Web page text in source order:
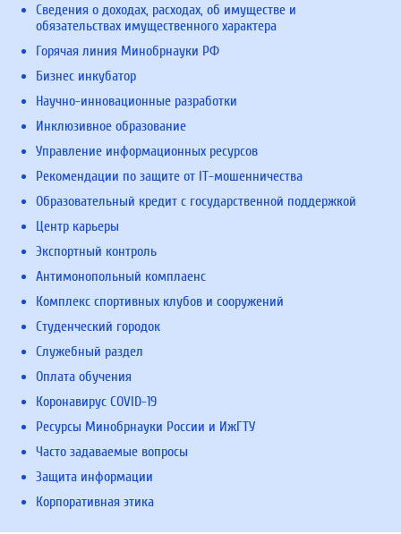
Сведения о доходах, расходах, об имуществе и
обязательствах имущественного характера
Горячая линия Минобрнауки РФ
Бизнес инкубатор
Научно-инновационные разработки
Инклюзивное образование
Управление информационных ресурсов
Рекомендации по защите от IT-мошенничества
Образовательный кредит с государственной поддержкой
Центр карьеры
Экспортный контроль
Антимонопольный комплаенс
Комплекс спортивных клубов и сооружений
Студенческий городок
Служебный раздел
Оплата обучения
Коронавирус COVID-19
Ресурсы Минобрнауки России и ИжГТУ
Часто задаваемые вопросы
Защита информации
Корпоративная этика